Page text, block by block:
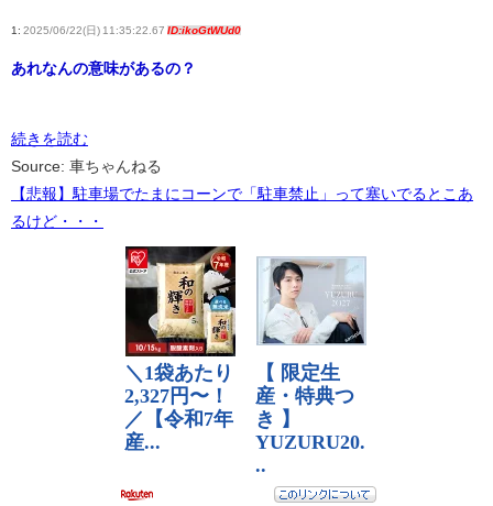
1: 2025/06/22(日) 11:35:22.67 ID:ikoGtWUd0
あれなんの意味があるの？
続きを読む
Source: 車ちゃんねる
【悲報】駐車場でたまにコーンで「駐車禁止」って塞いでるとこあ
るけど・・・